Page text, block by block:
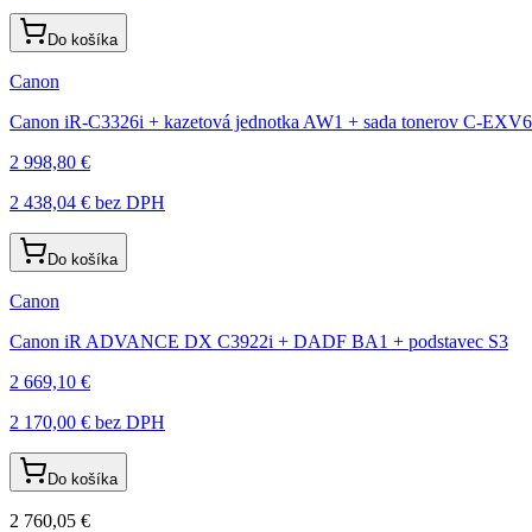
Do košíka
Canon
Canon iR-C3326i + kazetová jednotka AW1 + sada tonerov C-
2 998,80 €
2 438,04 € bez DPH
Do košíka
Canon
Canon iR ADVANCE DX C3922i + DADF BA1 + podstavec S3
2 669,10 €
2 170,00 € bez DPH
Do košíka
2 760,05 €